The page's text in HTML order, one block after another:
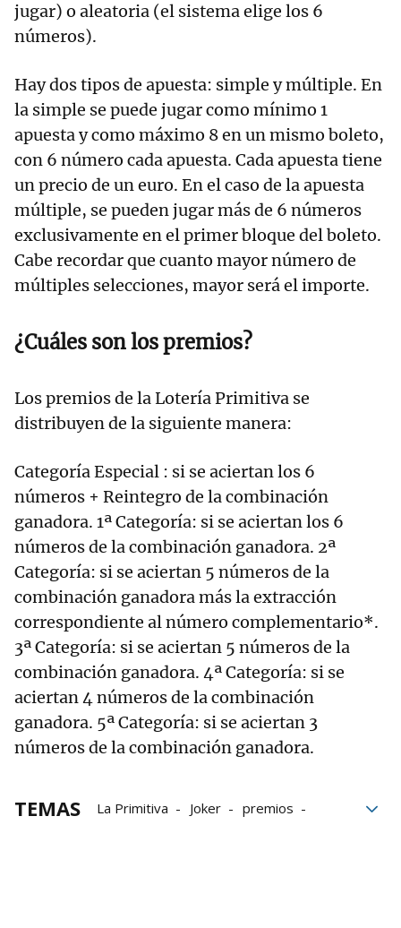
jugar) o aleatoria (el sistema elige los 6
números).
Hay dos tipos de apuesta: simple y múltiple. En
la simple se puede jugar como mínimo 1
apuesta y como máximo 8 en un mismo boleto,
con 6 número cada apuesta. Cada apuesta tiene
un precio de un euro. En el caso de la apuesta
múltiple, se pueden jugar más de 6 números
exclusivamente en el primer bloque del boleto.
Cabe recordar que cuanto mayor número de
múltiples selecciones, mayor será el importe.
¿Cuáles son los premios?
Los premios de la Lotería Primitiva se
distribuyen de la siguiente manera:
Categoría Especial : si se aciertan los 6
números + Reintegro de la combinación
ganadora. 1ª Categoría: si se aciertan los 6
números de la combinación ganadora. 2ª
Categoría: si se aciertan 5 números de la
combinación ganadora más la extracción
correspondiente al número complementario*.
3ª Categoría: si se aciertan 5 números de la
combinación ganadora. 4ª Categoría: si se
aciertan 4 números de la combinación
ganadora. 5ª Categoría: si se aciertan 3
números de la combinación ganadora.
TEMAS La Primitiva Joker
premios